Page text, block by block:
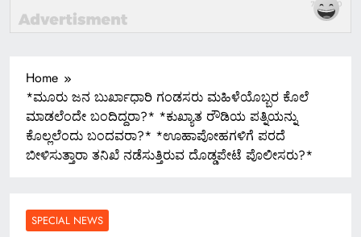
Home
*ಮೂರು ಜನ ಬುರ್ಖಾಧಾರಿ ಗಂಡಸರು ಮಹಿಳೆಯೊಬ್ಬರ ಕೊಲೆ
ಮಾಡಲೆಂದೇ ಬಂದಿದ್ದರಾ?* *ಕುಖ್ಯಾತ ರೌಡಿಯ ಪತ್ನಿಯನ್ನು
ಕೊಲ್ಲಲೆಂದು ಬಂದವರಾ?* *ಊಹಾಪೋಹಗಳಿಗೆ ಪರದೆ
ಬೀಳಿಸುತ್ತಾರಾ ತನಿಖೆ ನಡೆಸುತ್ತಿರುವ ದೊಡ್ಡಪೇಟೆ ಪೊಲೀಸರು?*
SPECIAL NEWS